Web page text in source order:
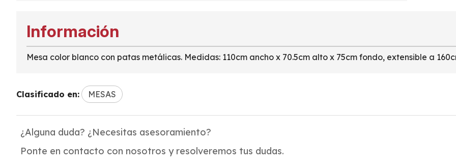
Información
Mesa color blanco con patas metálicas. Medidas: 110cm ancho x 70.5cm alto x 75cm fondo, extensible a
Clasificado en: MESAS
¿Alguna duda? ¿Necesitas asesoramiento?
Ponte en contacto con nosotros y resolveremos tus dudas.